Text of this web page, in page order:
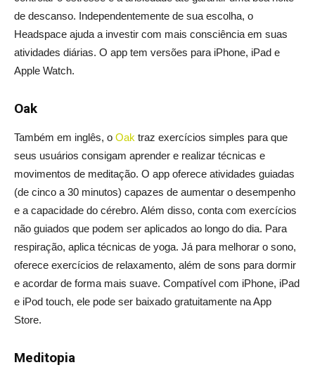
de descanso. Independentemente de sua escolha, o
Headspace ajuda a investir com mais consciência em suas
atividades diárias. O app tem versões para iPhone, iPad e
Apple Watch.
Oak
Também em inglês, o Oak traz exercícios simples para que
seus usuários consigam aprender e realizar técnicas e
movimentos de meditação. O app oferece atividades guiadas
(de cinco a 30 minutos) capazes de aumentar o desempenho
e a capacidade do cérebro. Além disso, conta com exercícios
não guiados que podem ser aplicados ao longo do dia. Para
respiração, aplica técnicas de yoga. Já para melhorar o sono,
oferece exercícios de relaxamento, além de sons para dormir
e acordar de forma mais suave. Compatível com iPhone, iPad
e iPod touch, ele pode ser baixado gratuitamente na App
Store.
Meditopia